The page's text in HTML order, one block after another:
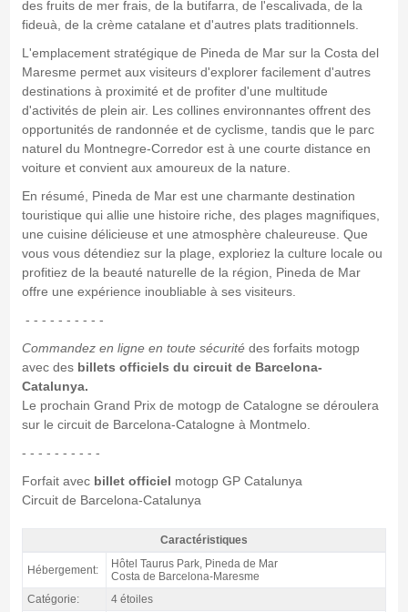
des fruits de mer frais, de la butifarra, de l'escalivada, de la
fideuà, de la crème catalane et d'autres plats traditionnels.
L'emplacement stratégique de Pineda de Mar sur la Costa del
Maresme permet aux visiteurs d'explorer facilement d'autres
destinations à proximité et de profiter d'une multitude
d'activités de plein air. Les collines environnantes offrent des
opportunités de randonnée et de cyclisme, tandis que le parc
naturel du Montnegre-Corredor est à une courte distance en
voiture et convient aux amoureux de la nature.
En résumé, Pineda de Mar est une charmante destination
touristique qui allie une histoire riche, des plages magnifiques,
une cuisine délicieuse et une atmosphère chaleureuse. Que
vous vous détendiez sur la plage, exploriez la culture locale ou
profitiez de la beauté naturelle de la région, Pineda de Mar
offre une expérience inoubliable à ses visiteurs.
- - - - - - - - - -
Commandez en ligne en toute sécuritédes forfaits motogp
avec des billets officiels du circuit de Barcelona-
Catalunya.
Le prochain Grand Prix de motogp de Catalogne se déroulera
sur le circuit de Barcelona-Catalogne à Montmelo.
- - - - - - - - - -
Forfait avec billet officiel motogp GP Catalunya
Circuit de Barcelona-Catalunya
Forfait Costa MotoGP Catalogne, hôtel Taurus Park 4* / 3 nuits p.d. -
Caractéristiques
Caractéristiques
Hébergement:
Hôtel Taurus Park, Pineda de Mar
Costa de Barcelona-Maresme
Catégorie:
4 étoiles